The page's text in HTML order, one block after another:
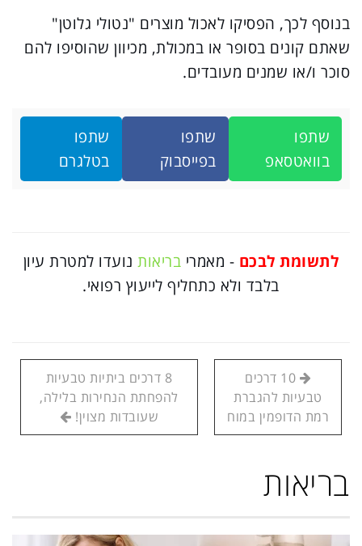
בנוסף לכך, הפסיקו לאכול מוצרים "נטולי גלוטן"
שאתם קונים בסופר או במכולת, מכיוון שהוסיפו להם
סוכר ו/או שמנים מעובדים.
שתפו
בוואטסאפ
שתפו
בפייסבוק
שתפו
בטלגרם
לתשומת לבכם - מאמרי בריאותנועדו למטרת עיון
בלבד ולא כתחליף לייעוץ רפואי.
10 דרכים
טבעיות להגברת
רמת הדופמין במוח
8 דרכים ביתיות טבעיות
להפחתת הנחירות בלילה,
שעובדות מצוין!
בריאות